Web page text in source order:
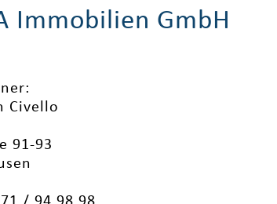
Immobilien GmbH
Civello
91-93